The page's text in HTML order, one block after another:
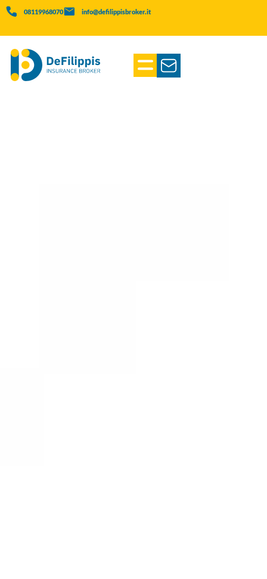
08119968070 info@defilippisbroker.it